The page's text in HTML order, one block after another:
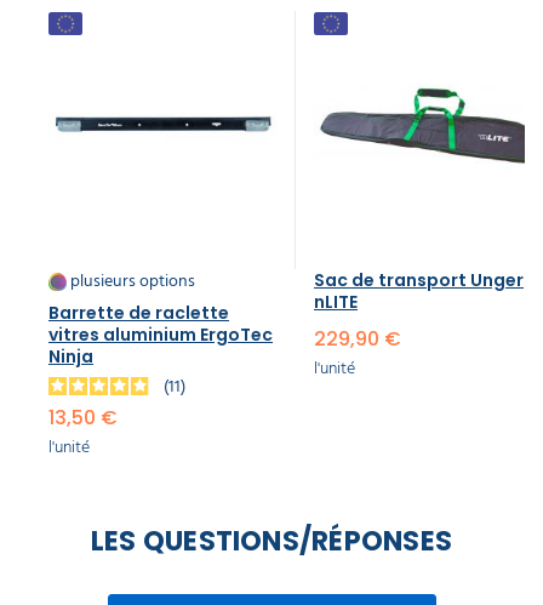
plusieurs options
Barrette de raclette
vitres aluminium ErgoTec
Ninja
11
13,50 €
l'unité
Sac de transport Unger
nLITE
229,90 €
l'unité
LES QUESTIONS/RÉPONSES